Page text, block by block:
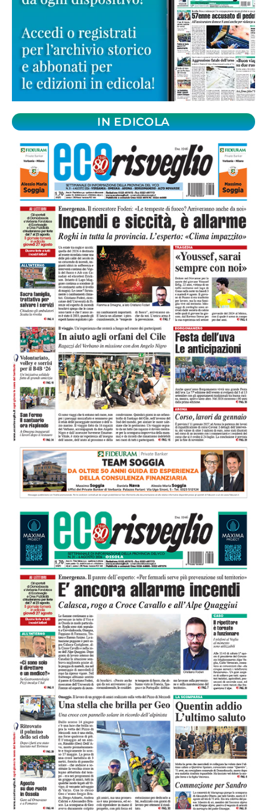
IN EDICOLA